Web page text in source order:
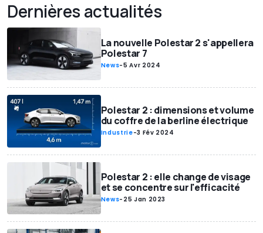
Dernières actualités
La nouvelle Polestar 2 s'appellera
Polestar 7
News-5 Avr 2024
Polestar 2 : dimensions et volume
du coffre de la berline électrique
Industrie-3 Fév 2024
Polestar 2 : elle change de visage
et se concentre sur l'efficacité
News- 25 Jan 2023